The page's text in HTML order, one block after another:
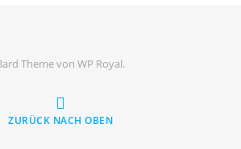
Theme von WP Royal.
ZURÜCK NACH OBEN